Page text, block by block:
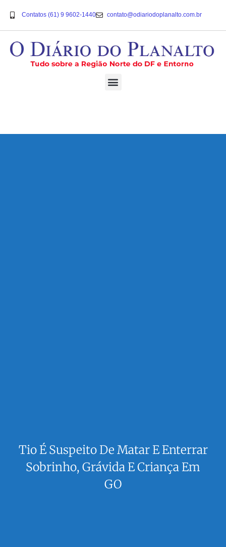
Contatos (61) 9 9602-1440 contato@odiariodoplanalto.com.br
Tio É Suspeito De Matar E Enterrar
Sobrinho, Grávida E Criança Em
GO